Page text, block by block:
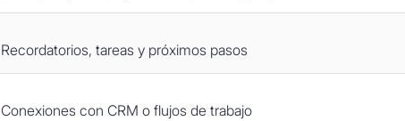
Recordatorios, tareas y próximos pasos
Conexiones con CRM o flujos de trabajo